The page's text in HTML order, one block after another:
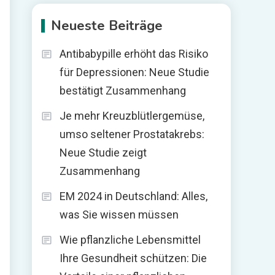
Neueste Beiträge
Antibabypille erhöht das Risiko
für Depressionen: Neue Studie
bestätigt Zusammenhang
Je mehr Kreuzblütlergemüse,
umso seltener Prostatakrebs:
Neue Studie zeigt
Zusammenhang
EM 2024 in Deutschland: Alles,
was Sie wissen müssen
Wie pflanzliche Lebensmittel
Ihre Gesundheit schützen: Die